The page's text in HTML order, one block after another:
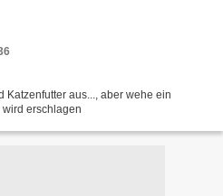
aus..., aber wehe ein
erschlagen